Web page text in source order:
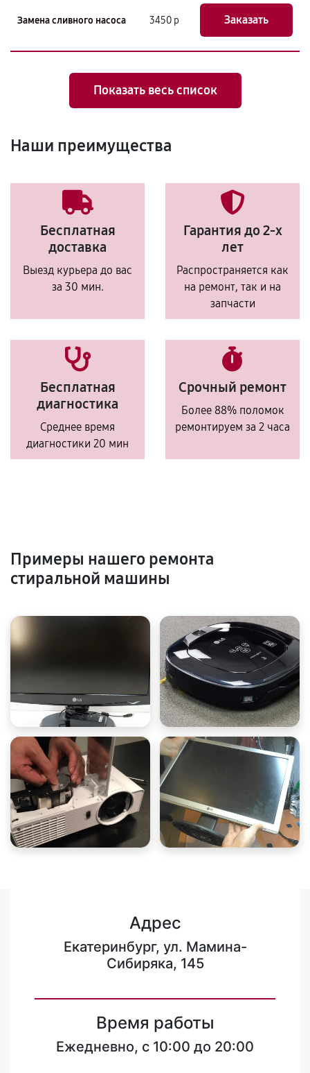
Замена сливного насоса 3450 р Заказать
Показать весь список
Наши преимущества
Бесплатная
доставка
Выезд курьера до вас
за 30 мин.
Гарантия до 2-х
лет
Распространяется как
на ремонт, так и на
запчасти
Бесплатная
диагностика
Среднее время
диагностики 20 мин
Срочный ремонт
Более 88% поломок
ремонтируем за 2 часа
Примеры нашего ремонта
стиральной машины
Адрес
Екатеринбург, ул. Мамина-
Сибиряка, 145
Время работы
Ежедневно, с 10:00 до 20:00